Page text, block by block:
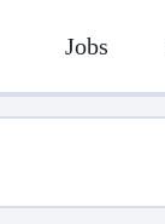
Jobs